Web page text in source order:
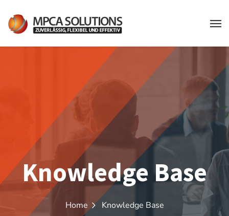
Knowledge Base
Home Knowledge Base